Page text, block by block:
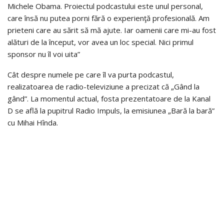
Michele Obama. Proiectul podcastului este unul personal,
care însă nu putea porni fără o experienţă profesională. Am
prieteni care au sărit să mă ajute. Iar oamenii care mi-au fost
alături de la început, vor avea un loc special. Nici primul
sponsor nu îl voi uita”
Cât despre numele pe care îl va purta podcastul,
realizatoarea de radio-televiziune a precizat că „Gând la
gând”. La momentul actual, fosta prezentatoare de la Kanal
D se află la pupitrul Radio Impuls, la emisiunea „Bară la bară”
cu Mihai Hînda.